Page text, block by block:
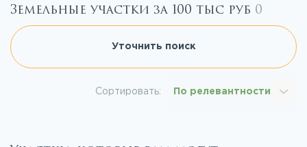
Земельные участки за 100 тыс руб 0
Уточнить поиск
Сортировать: По релевантности